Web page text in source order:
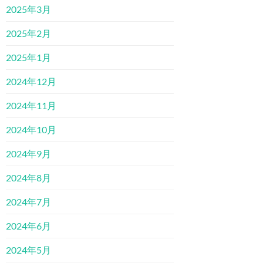
2025年3月
2025年2月
2025年1月
2024年12月
2024年11月
2024年10月
2024年9月
2024年8月
2024年7月
2024年6月
2024年5月